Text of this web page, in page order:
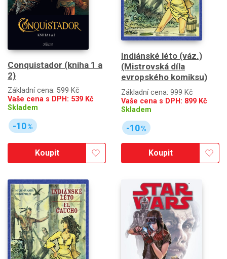
Conquistador (kniha 1 a
2)
Základní cena: 599 Kč
Vaše cena s DPH: 539 Kč
Skladem
-10%
Koupit
Indiánské léto (váz.)
(Mistrovská díla
evropského komiksu)
Základní cena: 999 Kč
Vaše cena s DPH: 899 Kč
Skladem
-10%
Koupit